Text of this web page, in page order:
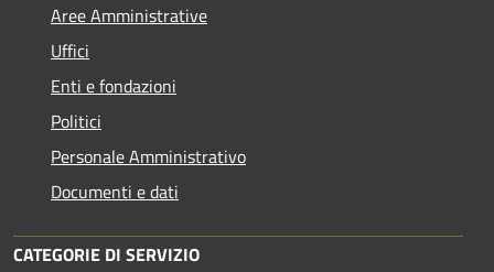
Aree Amministrative
Uffici
Enti e fondazioni
Politici
Personale Amministrativo
Documenti e dati
CATEGORIE DI SERVIZIO